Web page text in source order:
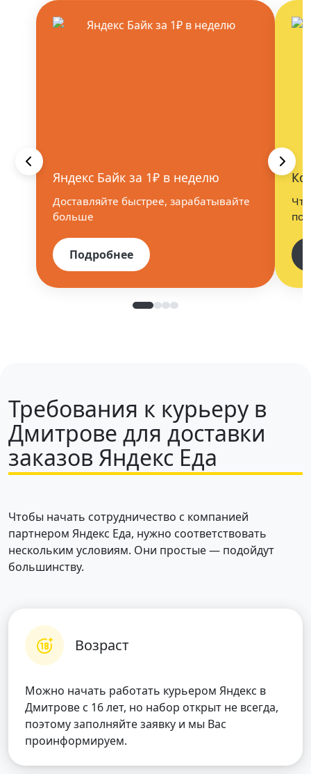
Яндекс Байк за 1₽ в неделю
Доставляйте быстрее, зарабатывайте
больше
Подробнее
Требования к курьеру в
Дмитрове для доставки
заказов Яндекс Еда
Чтобы начать сотрудничество с компанией
партнером Яндекс Еда, нужно соответствовать
нескольким условиям. Они простые — подойдут
большинству.
Возраст
Можно начать работать курьером Яндекс в
Дмитрове с 16 лет, но набор открыт не всегда,
поэтому заполняйте заявку и мы Вас
проинформируем.